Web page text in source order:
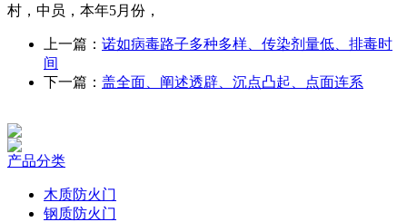
村，中员，本年5月份，
上一篇： 诺如病毒路子多种多样、传染剂量低、排毒时
间
下一篇： 盖全面、阐述透辟、沉点凸起、点面连系
产品分类
木质防火门
钢质防火门